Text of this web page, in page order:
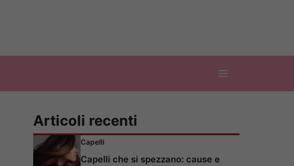
Articoli recenti
Capelli
Capelli che si spezzano: cause e